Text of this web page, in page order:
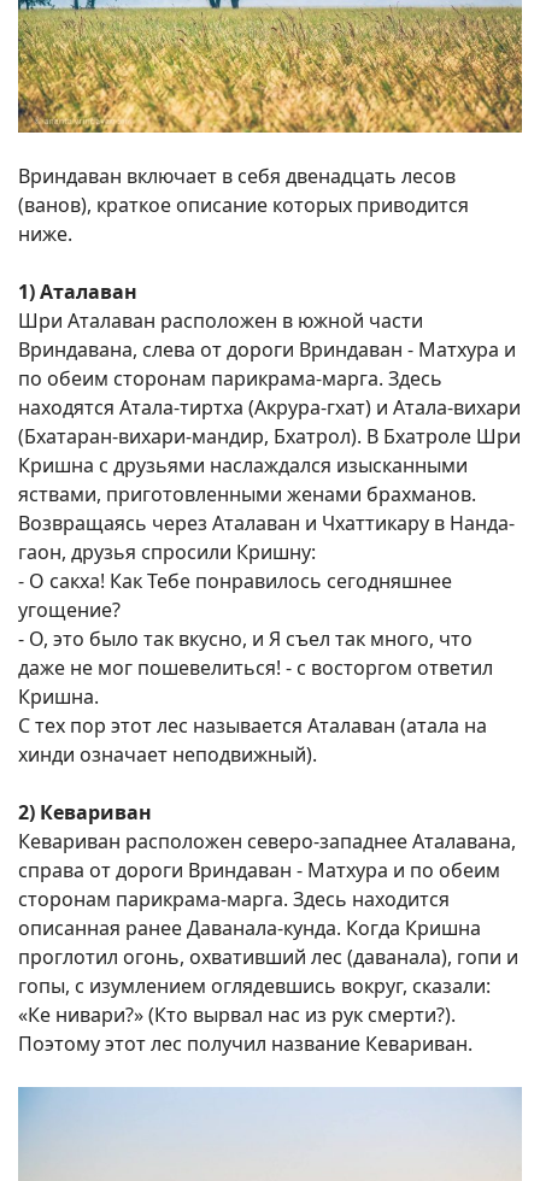
Вриндаван включает в себя двенадцать лесов
(ванов), краткое описание которых приводится
ниже.
1) Аталаван
Шри Аталаван расположен в южной части
Вриндавана, слева от дороги Вриндаван - Матхура и
по обеим сторонам парикрама-марга. Здесь
находятся Атала-тиртха (Акрура-гхат) и Атала-вихари
(Бхатаран-вихари-мандир, Бхатрол). В Бхатроле Шри
Кришна с друзьями наслаждался изысканными
яствами, приготовленными женами брахманов.
Возвращаясь через Аталаван и Чхаттикару в Нанда-
гаон, друзья спросили Кришну:
- О сакха! Как Тебе понравилось сегодняшнее
угощение?
- О, это было так вкусно, и Я съел так много, что
даже не мог пошевелиться! - с восторгом ответил
Кришна.
С тех пор этот лес называется Аталаван (атала на
хинди означает неподвижный).
2) Кевариван
Кевариван расположен северо-западнее Аталавана,
справа от дороги Вриндаван - Матхура и по обеим
сторонам парикрама-марга. Здесь находится
описанная ранее Даванала-кунда. Когда Кришна
проглотил огонь, охвативший лес (даванала), гопи и
гопы, с изумлением оглядевшись вокруг, сказали:
«Ке нивари?» (Кто вырвал нас из рук смерти?).
Поэтому этот лес получил название Кевариван.